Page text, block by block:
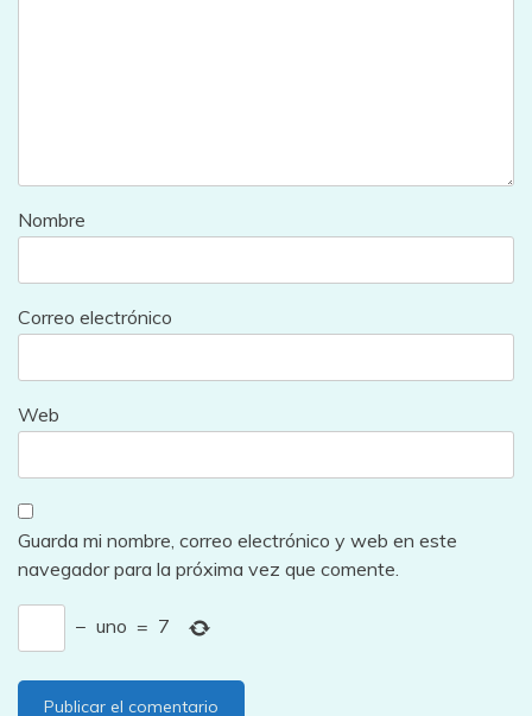
Nombre
Correo electrónico
Web
Guarda mi nombre, correo electrónico y web en este
navegador para la próxima vez que comente.
− uno = 7